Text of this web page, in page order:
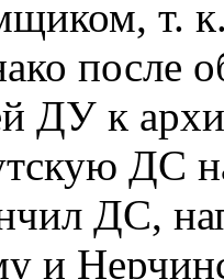
т.
после
ДУ к
ДС
ДС,
и